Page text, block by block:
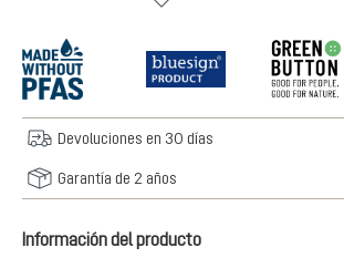
Devoluciones en 30 días
Garantía de 2 años
Información del producto